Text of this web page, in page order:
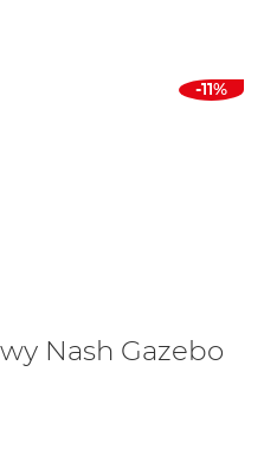
-11%
Nash Gazebo